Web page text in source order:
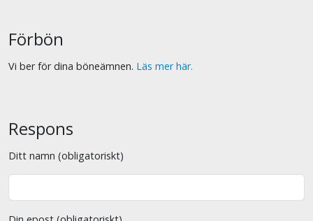
Förbön
Vi ber för dina böneämnen. Läs mer här.
Respons
Ditt namn (obligatoriskt)